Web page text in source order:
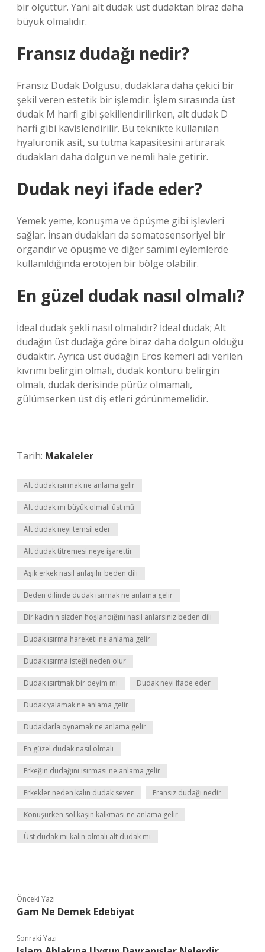
bir ölçüttür. Yani alt dudak üst dudaktan biraz daha
büyük olmalıdır.
Fransız dudağı nedir?
Fransız Dudak Dolgusu, dudaklara daha çekici bir
şekil veren estetik bir işlemdir. İşlem sırasında üst
dudak M harfi gibi şekillendirilirken, alt dudak D
harfi gibi kavislendirilir. Bu teknikte kullanılan
hyaluronik asit, su tutma kapasitesini artırarak
dudakları daha dolgun ve nemli hale getirir.
Dudak neyi ifade eder?
Yemek yeme, konuşma ve öpüşme gibi işlevleri
sağlar. İnsan dudakları da somatosensoriyel bir
organdır ve öpüşme ve diğer samimi eylemlerde
kullanıldığında erotojen bir bölge olabilir.
En güzel dudak nasıl olmalı?
İdeal dudak şekli nasıl olmalıdır? İdeal dudak; Alt
dudağın üst dudağa göre biraz daha dolgun olduğu
dudaktır. Ayrıca üst dudağın Eros kemeri adı verilen
kıvrımı belirgin olmalı, dudak konturu belirgin
olmalı, dudak derisinde pürüz olmamalı,
gülümserken üst diş etleri görünmemelidir.
Tarih: Makaleler
Alt dudak ısırmak ne anlama gelir
Alt dudak mı büyük olmalı üst mü
Alt dudak neyi temsil eder
Alt dudak titremesi neye işarettir
Aşık erkek nasıl anlaşılır beden dili
Beden dilinde dudak ısırmak ne anlama gelir
Bir kadının sizden hoşlandığını nasıl anlarsınız beden dili
Dudak ısırma hareketi ne anlama gelir
Dudak ısırma isteği neden olur
Dudak ısırtmak bir deyim mi Dudak neyi ifade eder
Dudak yalamak ne anlama gelir
Dudaklarla oynamak ne anlama gelir
En güzel dudak nasıl olmalı
Erkeğin dudağını ısırması ne anlama gelir
Erkekler neden kalın dudak sever Fransız dudağı nedir
Konuşurken sol kaşın kalkması ne anlama gelir
Üst dudak mı kalın olmalı alt dudak mı
Önceki Yazı
Gam Ne Demek Edebiyat
Sonraki Yazı